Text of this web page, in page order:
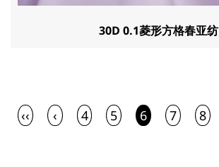
30D 0.1菱形方格春亚纺
‹‹ ‹ 4 5 6 7 8